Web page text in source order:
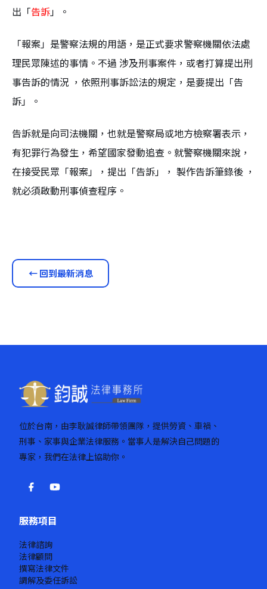
出「告訴」。
「報案」是警察法規的用語，是正式要求警察機關依法處
理民眾陳述的事情。不過 涉及刑事案件，或者打算提出刑
事告訴的情況 ，依照刑事訴訟法的規定，是要提出「告
訴」。
告訴就是向司法機關，也就是警察局或地方檢察署表示，
有犯罪行為發生，希望國家發動追查。就警察機關來說，
在接受民眾「報案」，提出「告訴」， 製作告訴筆錄後 ，
就必須啟動刑事偵查程序。
← 回到最新消息
位於台南，由李耿誠律師帶領團隊，提供勞資、車禍、
刑事、家事與企業法律服務。當事人是解決自己問題的
專家，我們在法律上協助你。
服務項目
法律諮詢
法律顧問
撰寫法律文件
調解及委任訴訟